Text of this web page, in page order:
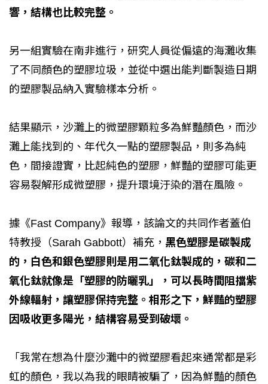
響，結構也比較完整。
另一組實驗在南非進行，研究人員從偏遠的海灘收集
了不同顏色的塑膠垃圾，並從中選出能判斷製造日期
的塑膠製品納入實驗樣本分析。
結果顯示，沙灘上的微塑膠顆粒多為鮮豔顏色，而沙
灘上能找到的、年代久一點的塑膠製品，則多為純
色，間接證實，比起純色的塑膠，鮮豔的塑膠可能更
容易裂解形成微塑膠，提升環境汙染的潛在風險。
據《Fast Company》報導，該論文的共同作者蓋伯
特教授（Sarah Gabbott）補充， 黑色塑膠是碳製成
的，白色和銀色塑膠則是用二氧化鈦製成的，碳和二
氧化鈦就像是「塑膠的防曬乳」，可以長時間阻擋紫
外線輻射，讓塑膠保持完整。相形之下，鮮豔的塑膠
因吸收更多陽光，結構容易受到破壞。
「我常在想為什麼沙灘中的微塑膠看起來通常都是彩
虹的顏色，我以為我的眼睛被騙了，因為鮮豔的顏色